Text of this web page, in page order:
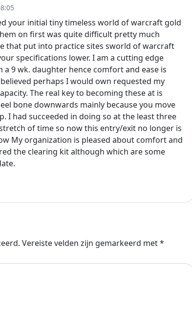
your initial tiny timeless world of warcraft gold
on first was quite difficult pretty much
that put into practice sites sworld of warcraft
specifications lower. I am a cutting edge
9 wk. daughter hence comfort and ease is
perhaps I would own requested my
The real key to becoming these at is
bone downwards mainly because you move
I had succeeded in doing so at the least three
of time so now this entry/exit no longer is
My organization is pleased about comfort and
the clearing kit although which are some
Vereiste velden zijn gemarkeerd met*